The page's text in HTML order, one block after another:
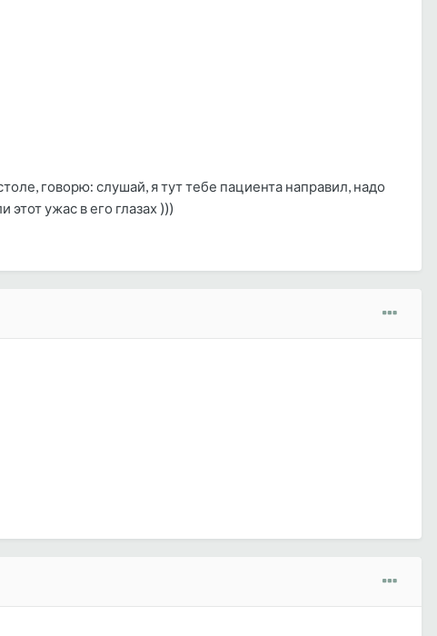
говорю: слушай, я тут тебе пациента направил, надо
ужас в его глазах )))